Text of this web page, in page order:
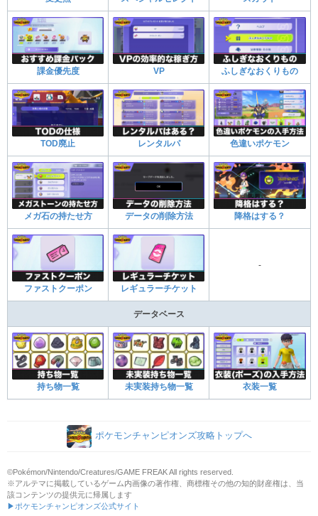
課金優先度 VP ふしぎなおくりもの
TOD廃止 レンタルパ 色違いポケモン
メガ石の持たせ方 データの削除方法 降格はする？
ファストクーポン レギュラーチケット
-
データベース
持ち物一覧 未実装持ち物一覧 衣装一覧
ポケモンチャンピオンズ攻略トップへ
©Pokémon/Nintendo/Creatures/GAME FREAK All rights reserved.
※アルテマに掲載しているゲーム内画像の著作権、商標権その他の知的財産権は、当
該コンテンツの提供元に帰属します
▶ポケモンチャンピオンズ公式サイト